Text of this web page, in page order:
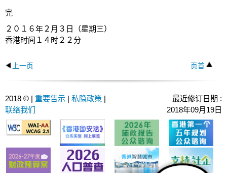
完
２０１６年２月３日（星期三）
香港时间１４时２２分
上一页 页首
2018 © | 重要告示 | 私隐政策 |
联络我们
最近修订日期 :
2018年09月19日